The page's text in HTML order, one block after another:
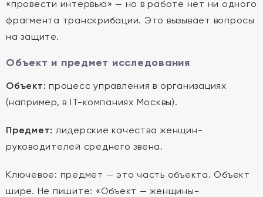
«провести интервью» — но в работе нет ни одного
фрагмента транскрибации. Это вызывает вопросы
на защите.
Объект и предмет исследования
Объект: процесс управления в организациях
(например, в IT-компаниях Москвы).
Предмет: лидерские качества женщин-
руководителей среднего звена.
Ключевое: предмет — это часть объекта. Объект
шире. Не пишите: «Объект — женщины-